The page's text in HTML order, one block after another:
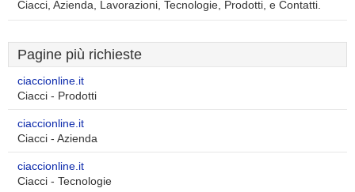
Ciacci, Azienda, Lavorazioni, Tecnologie, Prodotti, e Contatti.
Pagine più richieste
ciaccionline.it
Ciacci - Prodotti
ciaccionline.it
Ciacci - Azienda
ciaccionline.it
Ciacci - Tecnologie